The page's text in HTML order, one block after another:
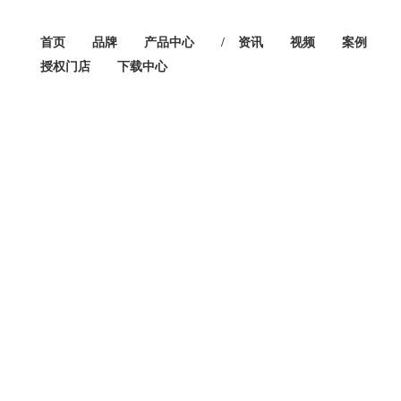
首页 品牌 产品中心 / 资讯 视频
案例
授权门店
下载中心